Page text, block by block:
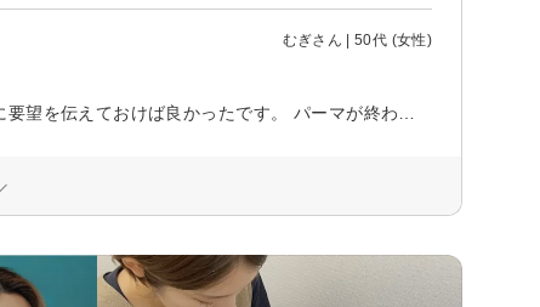
むぎさん | 50代 (女性)